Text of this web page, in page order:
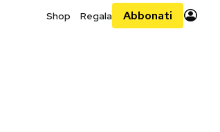
Shop Regala Abbonati